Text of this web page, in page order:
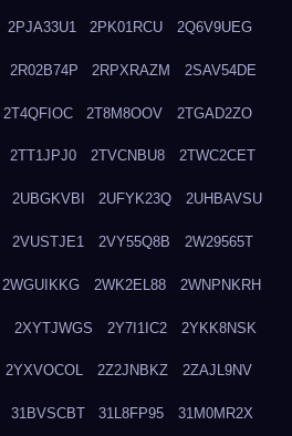
2PJA33U1 2PK01RCU 2Q6V9UEG
2R02B74P 2RPXRAZM 2SAV54DE
2T4QFIOC 2T8M8OOV 2TGAD2ZO
2TT1JPJ0 2TVCNBU8 2TWC2CET
2UBGKVBI 2UFYK23Q 2UHBAVSU
2VUSTJE1 2VY55Q8B 2W29565T
2WGUIKKG 2WK2EL88 2WNPNKRH
2XYTJWGS 2Y7I1IC2 2YKK8NSK
2YXVOCOL 2Z2JNBKZ 2ZAJL9NV
31BVSCBT 31L8FP95 31M0MR2X